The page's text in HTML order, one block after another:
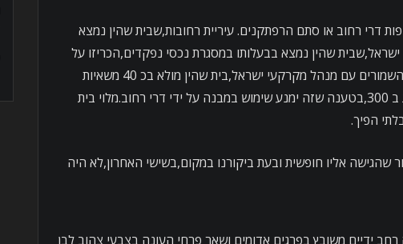
דרי רחוב או סתם הרפתקנים. עיריית רחובות,שבית שהין נמצא
שהין נמצא בבעלותו במסגרת נכסי נפקדים,הכריזו על
הבית כמבנה לשימור. מטעמים השמורים עם מנהל מקרקעי ישראל,בית שהין מולא בכ 40 משאיות
מלט,קרוב ל 90 קוב מזויין מסוג ב 300,בטענה שזה ימנע שימוש במבנה על ידי דרי רחוב.מלוי בית
הפיך.
שהגישה אליו חופשית ובעת ביקורנו במקום,בשישי האחרון,לא היה
רחב ידיים משובץ בפרגים אדומים ושאר פרחי העונה בצבעי צהוב לבן